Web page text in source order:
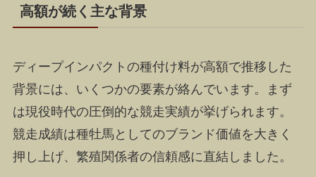
高額が続く主な背景
ディープインパクトの種付け料が高額で推移した
背景には、いくつかの要素が絡んでいます。まず
は現役時代の圧倒的な競走実績が挙げられます。
競走成績は種牡馬としてのブランド価値を大きく
押し上げ、繁殖関係者の信頼感に直結しました。